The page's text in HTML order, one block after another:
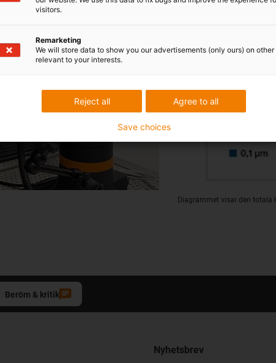
Diagrammet visar den totala
Beröm & kritik
Nyhetsbrev
visitors.
Remarketing
We will store data to show you our advertisements (only ours) on
relevant to your interests.
Agree to all
Reject all
Save choices